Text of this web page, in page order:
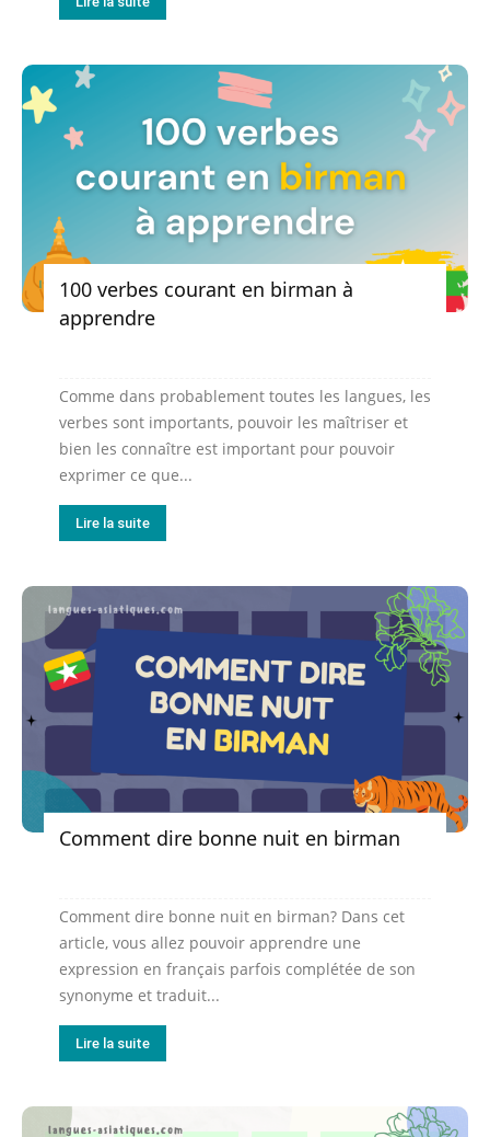
100 verbes courant en birman à
apprendre
Comme dans probablement toutes les langues, les
verbes sont importants, pouvoir les maîtriser et
bien les connaître est important pour pouvoir
exprimer ce que...
Lire la suite
Comment dire bonne nuit en birman
Comment dire bonne nuit en birman? Dans cet
article, vous allez pouvoir apprendre une
expression en français parfois complétée de son
synonyme et traduit...
Lire la suite